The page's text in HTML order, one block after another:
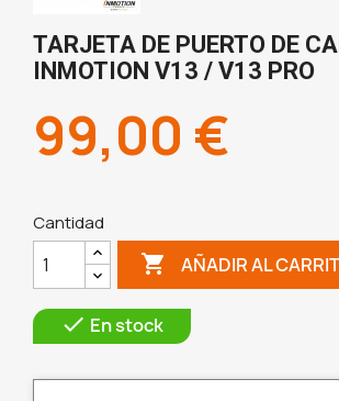
TARJETA DE PUERTO DE
INMOTION V13 / V13 PRO
99,00 €
Cantidad
 AÑADIR AL
 En stock